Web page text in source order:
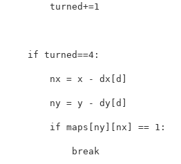
        turned
+=1
if turned==4 :
        nx
= x - dx d
        ny
= y - dy d
if maps ny nx == 1 :
break